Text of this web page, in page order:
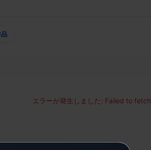
エラーが発生しました: Failed to fetch